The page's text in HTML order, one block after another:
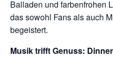
Balladen und farbenfrohen
das sowohl Fans als auch
begeistert.
Musik trifft Genuss: